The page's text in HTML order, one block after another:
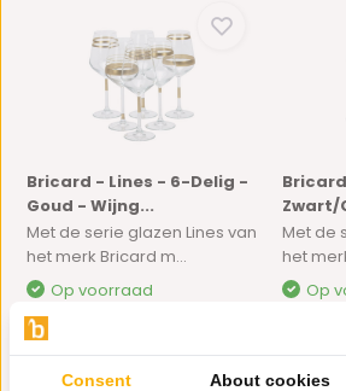
Bricard - Lines - 6-Delig -
Goud - Wijng...
Met de serie glazen Lines van
het merk Bricard m...
Op voorraad
48,95
Zwart/
Met de
het
Op
Consent About cookies